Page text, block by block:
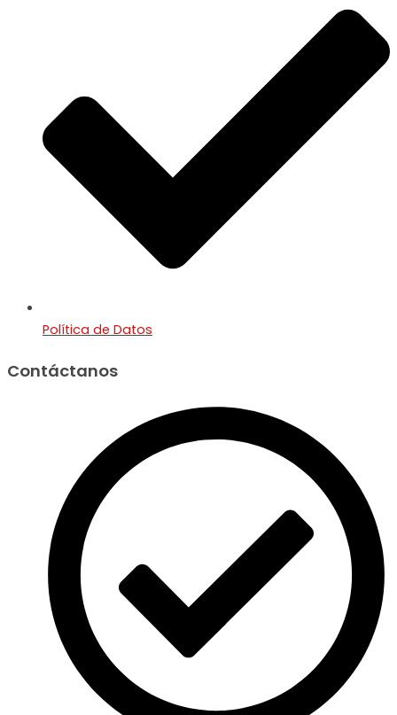
Política de Datos
Contáctanos